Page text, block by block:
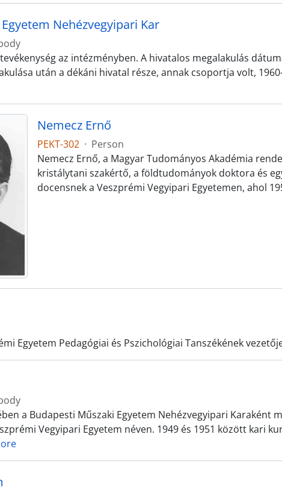
Nehézvegyipari Kar
az intézményben. A hivatalos megalakulás
után a dékáni hivatal része, annak csoportja volt,
Nemecz Ernő
PEKT-302 · Person
Nemecz Ernő, a Magyar Tudományos Akadémia
kristálytani szakértő, a földtudományok doktora és
docensnek a Veszprémi Vegyipari Egyetemen, ahol
Egyetem Pedagógiai és Pszichológiai Tanszékének
a Budapesti Műszaki Egyetem Nehézvegyipari Karaként
Vegyipari Egyetem néven. 1949 és 1951 között kari